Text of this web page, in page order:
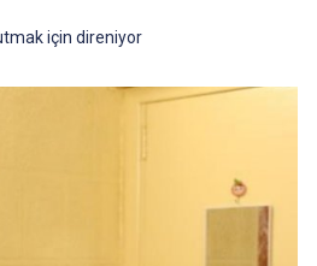
için direniyor